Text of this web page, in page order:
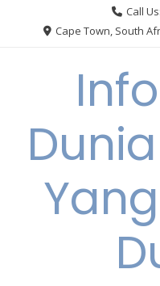
Call
Cape Town, South